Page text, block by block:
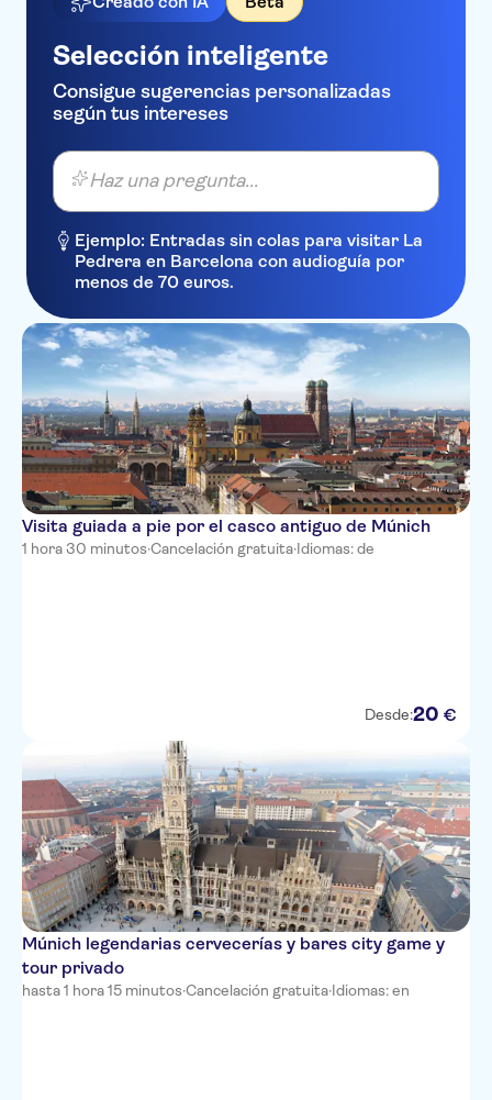
Selección inteligente
Consigue sugerencias personalizadas
según tus intereses
Haz una pregunta...
Ejemplo: Entradas sin colas para visitar La
Pedrera en Barcelona con audioguía por
menos de 70 euros.
Visita guiada a pie por el casco antiguo de Múnich
1 hora 30 minutos·Cancelación gratuita·Idiomas: de
Desde:20 €
Múnich legendarias cervecerías y bares city game y
tour privado
hasta 1 hora 15 minutos·Cancelación gratuita·Idiomas: en